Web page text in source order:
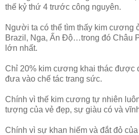
thế kỷ thứ 4 trước công nguyên.
Người ta có thể tìm thấy kim cương
Brazil, Nga, Ấn Độ…trong đó Châu
lớn nhất.
Chỉ 20% kim cương khai thác được
đưa vào chế tác trang sức.
Chính vì thế kim cương tự nhiên
tượng của vẻ đẹp, sự giàu có và
Chính vì sự khan hiếm và đắt đỏ